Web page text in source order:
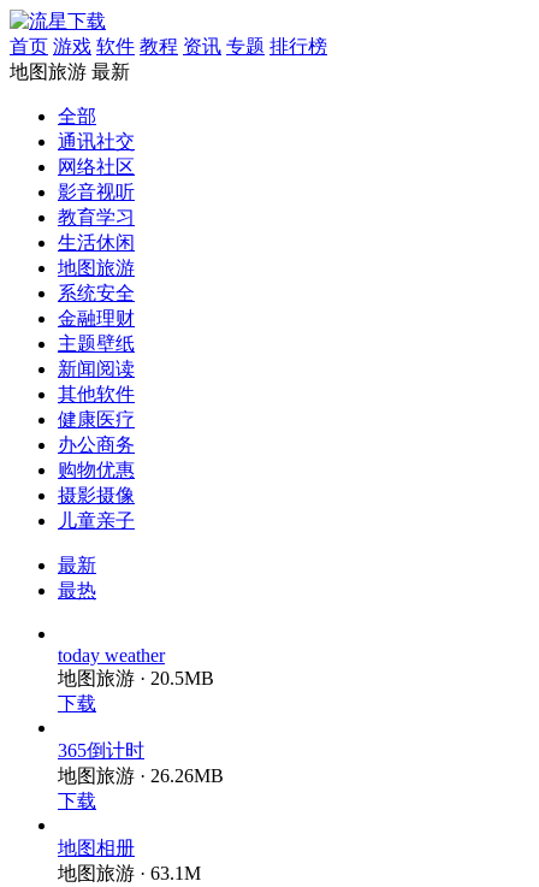
首页 游戏 软件 教程 资讯 专题 排行榜
地图旅游 最新
全部
通讯社交
网络社区
影音视听
教育学习
生活休闲
地图旅游
系统安全
金融理财
主题壁纸
新闻阅读
其他软件
健康医疗
办公商务
购物优惠
摄影摄像
儿童亲子
最新
最热
today weather
地图旅游 · 20.5MB
下载
365倒计时
地图旅游 · 26.26MB
下载
地图相册
地图旅游 · 63.1M